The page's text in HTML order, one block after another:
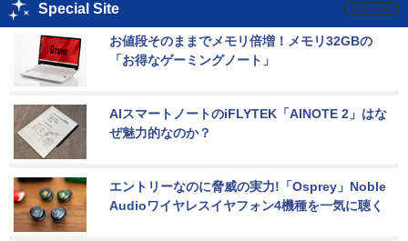
Special Site
お値段そのままでメモリ倍増！メモリ32GBの
「お得なゲーミングノート」
AIスマートノートのiFLYTEK「AINOTE 2」はな
ぜ魅力的なのか？
エントリーなのに脅威の実力!「Osprey」Noble
Audioワイヤレスイヤフォン4機種を一気に聴く